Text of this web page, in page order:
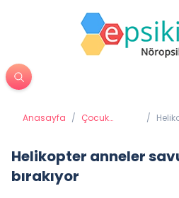
Anasayfa / Çocuk
/
Helikopter anneler
bırakıyor